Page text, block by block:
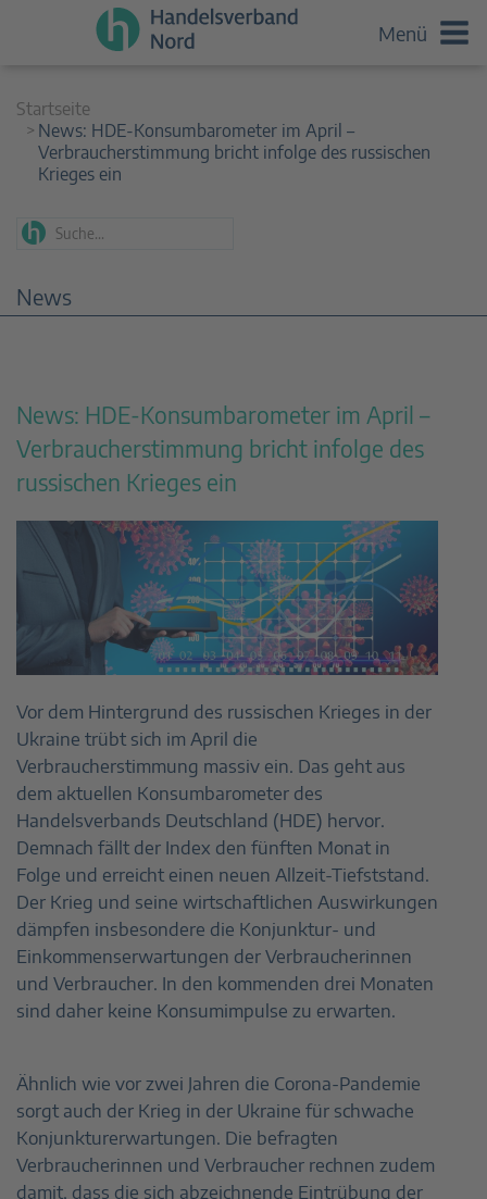
Menü
Startseite
News: HDE-Konsumbarometer im April –
Verbraucherstimmung bricht infolge des russischen
Krieges ein
News
News: HDE-Konsumbarometer im April –
Verbraucherstimmung bricht infolge des
russischen Krieges ein
Vor dem Hintergrund des russischen Krieges in der
Ukraine trübt sich im April die
Verbraucherstimmung massiv ein. Das geht aus
dem aktuellen Konsumbarometer des
Handelsverbands Deutschland (HDE) hervor.
Demnach fällt der Index den fünften Monat in
Folge und erreicht einen neuen Allzeit-Tiefststand.
Der Krieg und seine wirtschaftlichen Auswirkungen
dämpfen insbesondere die Konjunktur- und
Einkommenserwartungen der Verbraucherinnen
und Verbraucher. In den kommenden drei Monaten
sind daher keine Konsumimpulse zu erwarten.
Ähnlich wie vor zwei Jahren die Corona-Pandemie
sorgt auch der Krieg in der Ukraine für schwache
Konjunkturerwartungen. Die befragten
Verbraucherinnen und Verbraucher rechnen zudem
damit, dass die sich abzeichnende Eintrübung der